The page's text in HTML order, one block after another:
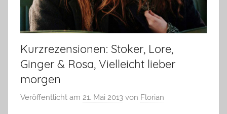
Kurzrezensionen: Stoker, Lore,
Ginger & Rosa, Vielleicht lieber
morgen
Veröffentlicht am 21. Mai 2013 von Florian